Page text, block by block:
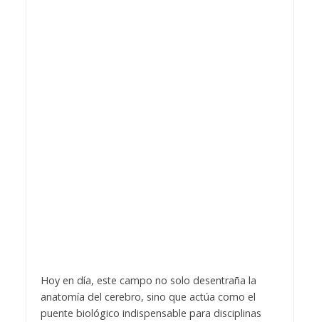
Hoy en día, este campo no solo desentraña la
anatomía del cerebro, sino que actúa como el
puente biológico indispensable para disciplinas